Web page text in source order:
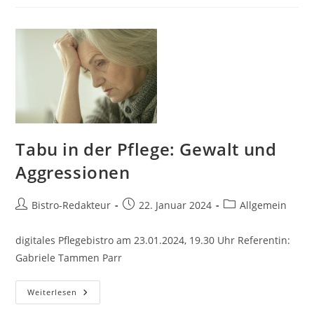
Tabu in der Pflege: Gewalt und
Aggressionen
Beitrags-
Bistro-Redakteur
Beitrag22. Januar 2024
Beitrags-
Allgemein
digitales Pflegebistro am 23.01.2024, 19.30 Uhr Referentin:
Gabriele Tammen Parr
Weiterlesen Tabu
In